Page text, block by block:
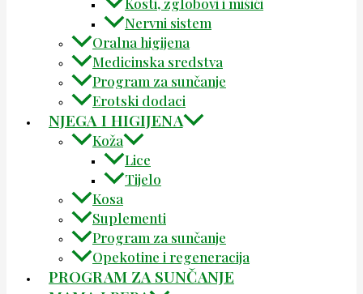
Nervni sistem
Oralna higijena
Medicinska sredstva
Program za sunčanje
Erotski dodaci
NJEGA I HIGIJENA
Koža
Lice
Tijelo
Kosa
Suplementi
Program za sunčanje
Opekotine i regeneracija
PROGRAM ZA SUNČANJE